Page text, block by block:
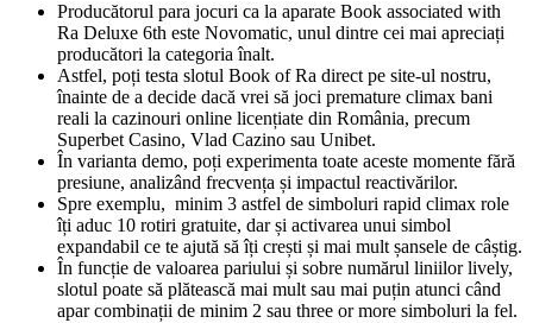
Producătorul para jocuri ca la aparate Book associated with
Ra Deluxe 6th este Novomatic, unul dintre cei mai apreciați
producători la categoria înalt.
Astfel, poți testa slotul Book of Ra direct pe site-ul nostru,
înainte de a decide dacă vrei să joci premature climax bani
reali la cazinouri online licențiate din România, precum
Superbet Casino, Vlad Cazino sau Unibet.
În varianta demo, poți experimenta toate aceste momente fără
presiune, analizând frecvența și impactul reactivărilor.
Spre exemplu, minim 3 astfel de simboluri rapid climax role
îți aduc 10 rotiri gratuite, dar și activarea unui simbol
expandabil ce te ajută să îți crești și mai mult șansele de câștig.
În funcție de valoarea pariului și sobre numărul liniilor lively,
slotul poate să plătească mai mult sau mai puțin atunci când
apar combinații de minim 2 sau three or more simboluri la fel.